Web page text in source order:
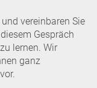
vereinbaren Sie
Gespräch
lernen. Wir
ganz